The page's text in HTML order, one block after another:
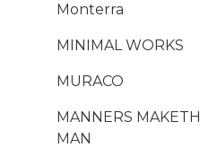
Monterra
MINIMAL WORKS
MURACO
MANNERS MAKETH
MAN